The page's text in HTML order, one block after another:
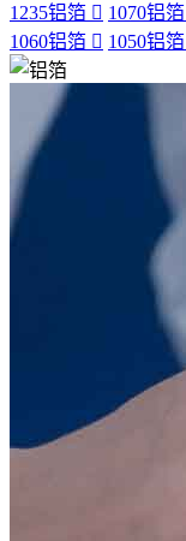
1235铝箔 1070铝箔
1060铝箔
1050铝箔